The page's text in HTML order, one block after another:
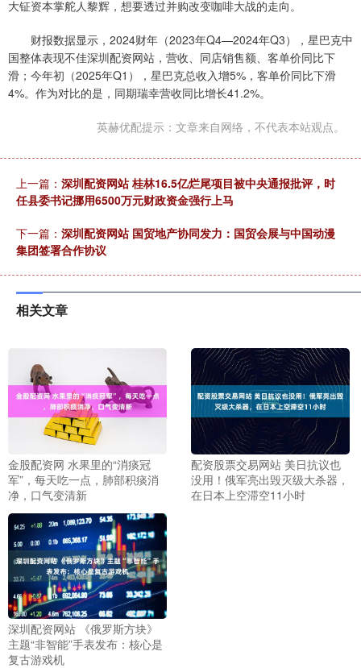
大钲资本掌舵人黎辉，想要透过并购改变咖啡大战的走向。
财报数据显示，2024财年（2023年Q4—2024年Q3），星巴克中
国整体表现不佳深圳配资网站，营收、同店销售额、客单价同比下
滑；今年初（2025年Q1），星巴克总收入增5%，客单价同比下滑
4%。作为对比的是，同期瑞幸营收同比增长41.2%。
英赫优配提示：文章来自网络，不代表本站观点。
上一篇： 深圳配资网站 桂林16.5亿烂尾项目被中央通报批评，时
任县委书记挪用6500万元财政资金强行上马
下一篇： 深圳配资网站 国贸地产协同发力：国贸会展与中国动漫
集团签署合作协议
相关文章
金股配资网 水果里的“消痰冠
军”，每天吃一点，肺部积痰消
净，口气变清新
配资股票交易网站 美日抗议也
没用！俄军亮出毁灭级大杀器，
在日本上空滞空11小时
深圳配资网站 《俄罗斯方块》
主题“非智能”手表发布：核心是
复古游戏机